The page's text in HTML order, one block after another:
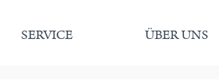
SERVICE ÜBER UNS